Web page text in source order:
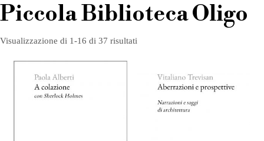
Piccola Biblioteca Oligo
Visualizzazione di 1-16 di 37 risultati